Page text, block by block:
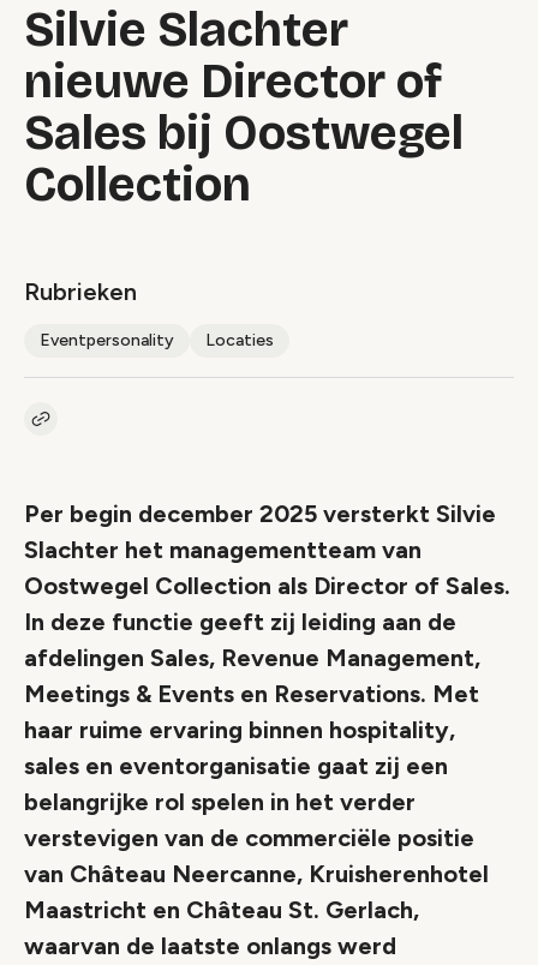
Silvie Slachter
nieuwe Director of
Sales bij Oostwegel
Collection
Rubrieken
Eventpersonality Locaties
Kopieer link naar artikel
Per begin december 2025 versterkt Silvie
Slachter het managementteam van
Oostwegel Collection als Director of Sales.
In deze functie geeft zij leiding aan de
afdelingen Sales, Revenue Management,
Meetings & Events en Reservations. Met
haar ruime ervaring binnen hospitality,
sales en eventorganisatie gaat zij een
belangrijke rol spelen in het verder
verstevigen van de commerciële positie
van Château Neercanne, Kruisherenhotel
Maastricht en Château St. Gerlach,
waarvan de laatste onlangs werd